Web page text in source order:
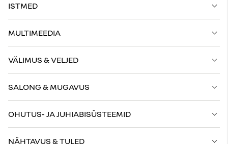
ISTMED
MULTIMEEDIA
VÄLIMUS & VELJED
SALONG & MUGAVUS
OHUTUS- JA JUHIABISÜSTEEMID
NÄHTAVUS & TULED